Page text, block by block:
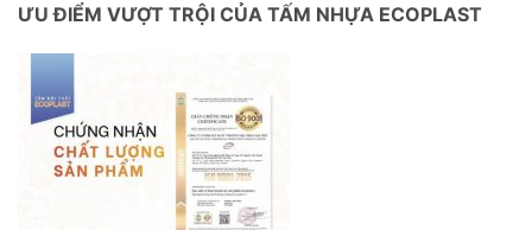
ƯU ĐIỂM VƯỢT TRỘI CỦA TẤM NHỰA ECOPLAST